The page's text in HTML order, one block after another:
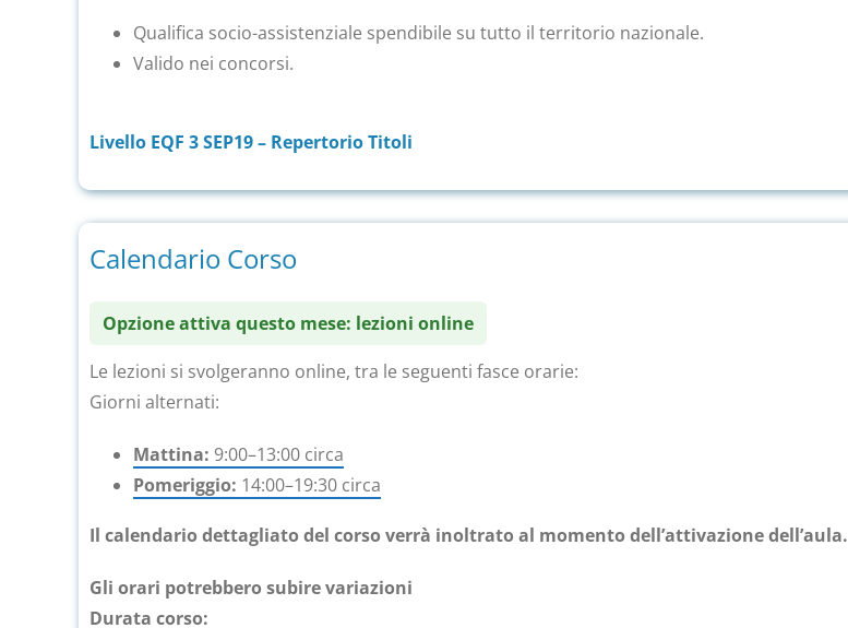
Qualifica socio-assistenziale spendibile su tutto il territorio nazionale.
Valido nei concorsi.
Livello EQF 3 SEP19 – Repertorio Titoli
Calendario Corso
Opzione attiva questo mese: lezioni online
Le lezioni si svolgeranno online, tra le seguenti fasce orarie:
Giorni alternati:
Mattina: 9:00–13:00 circa
Pomeriggio: 14:00–19:30 circa
Il calendario dettagliato del corso verrà inoltrato al momento dell’attivazione dell’aula.
Gli orari potrebbero subire variazioni
Durata corso: